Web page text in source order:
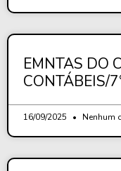
EMNTAS DO
CONTÁBEIS/
16/09/2025 Nenhum